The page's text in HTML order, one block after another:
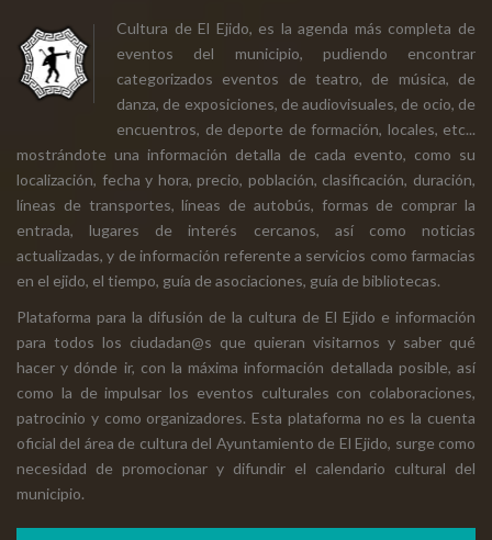
Cultura de El Ejido, es la agenda más completa de
eventos del municipio, pudiendo encontrar
categorizados eventos de teatro, de música, de
danza, de exposiciones, de audiovisuales, de ocio, de
encuentros, de deporte de formación, locales, etc...
mostrándote una información detalla de cada evento, como su
localización, fecha y hora, precio, población, clasificación, duración,
líneas de transportes, líneas de autobús, formas de comprar la
entrada, lugares de interés cercanos, así como noticias
actualizadas, y de información referente a servicios como farmacias
en el ejido, el tiempo, guía de asociaciones, guía de bibliotecas.
Plataforma para la difusión de la cultura de El Ejido e información
para todos los ciudadan@s que quieran visitarnos y saber qué
hacer y dónde ir, con la máxima información detallada posible, así
como la de impulsar los eventos culturales con colaboraciones,
patrocinio y como organizadores. Esta plataforma no es la cuenta
oficial del área de cultura del Ayuntamiento de El Ejido, surge como
necesidad de promocionar y difundir el calendario cultural del
municipio.